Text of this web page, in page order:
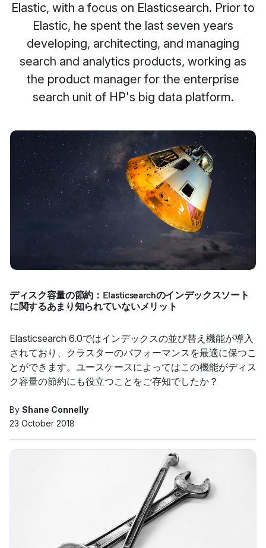
Elastic, with a focus on Elasticsearch. Prior to
Elastic, he spent the last seven years
developing, architecting, and managing
search and analytics products, working as
the product manager for the enterprise
search unit of HP's big data platform.
ディスク容量の節約：Elasticsearchのインデックスソート
に関するあまり知られていないメリット
Elasticsearch 6.0ではインデックスの並び替え機能が導入
されており、クラスターのパフォーマンスを最適に保つこ
とができます。ユースケースによってはこの機能がディス
ク容量の節約にも役立つことをご存知でしたか？
By Shane Connelly
23 October 2018